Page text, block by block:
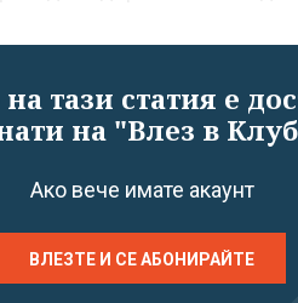
тази статия е
на "Влез в
Ако вече имате акаунт
ВЛЕЗТЕ И СЕ АБОНИРАЙТЕ